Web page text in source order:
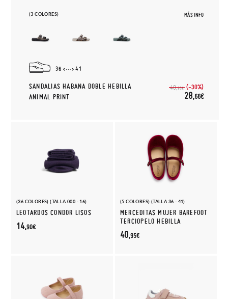
(3 COLORES) MÁS INFO
36 41
SANDALIAS HABANA DOBLE HEBILLA
ANIMAL PRINT
40,95€ (-30%)
28,66€
(36 COLORES) (TALLA 000 - 16)
LEOTARDOS CONDOR LISOS
14,90€
(5 COLORES) (TALLA 36 - 41)
MERCEDITAS MUJER BAREFOOT
TERCIOPELO HEBILLA
40,95€